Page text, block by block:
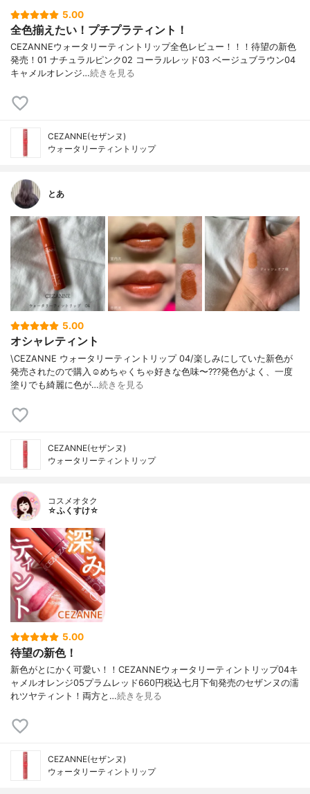
5.00
全色揃えたい！プチプラティント！
CEZANNEウォータリーティントリップ全色レビュー！！！待望の新色
発売！01 ナチュラルピンク02 コーラルレッド03 ベージュブラウン04
キャメルオレンジ…続きを見る
CEZANNE(セザンヌ)
ウォータリーティントリップ
とあ
5.00
オシャレティント
\CEZANNE ウォータリーティントリップ 04/楽しみにしていた新色が
発売されたので購入☺️めちゃくちゃ好きな色味〜???発色がよく、一度
塗りでも綺麗に色が…続きを見る
CEZANNE(セザンヌ)
ウォータリーティントリップ
コスメオタク
☆ふくすけ☆
5.00
待望の新色！
新色がとにかく可愛い！！CEZANNEウォータリーティントリップ04キ
ャメルオレンジ05プラムレッド660円税込七月下旬発売のセザンヌの濡
れツヤティント！両方と…続きを見る
CEZANNE(セザンヌ)
ウォータリーティントリップ